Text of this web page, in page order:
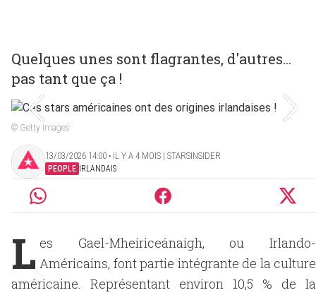
Quelques unes sont flagrantes, d'autres...
pas tant que ça !
© Getty Images
13/03/2026 14:00 ‧ IL Y A 4 MOIS | STARSINSIDER
PEOPLE IRLANDAIS
L es Gael-Mheiriceánaigh, ou Irlando-
Américains, font partie intégrante de la culture
américaine. Représentant environ 10,5 % de la